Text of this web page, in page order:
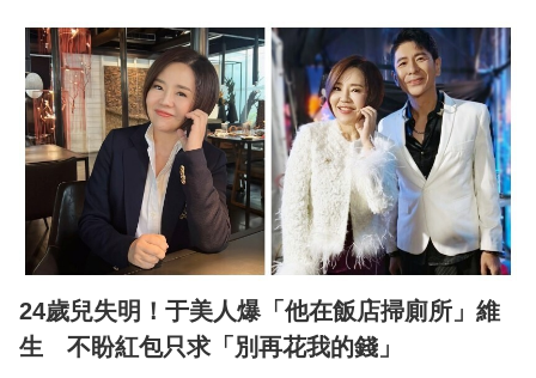
24歲兒失明！于美人爆「他在飯店掃廁所」維
生 不盼紅包只求「別再花我的錢」